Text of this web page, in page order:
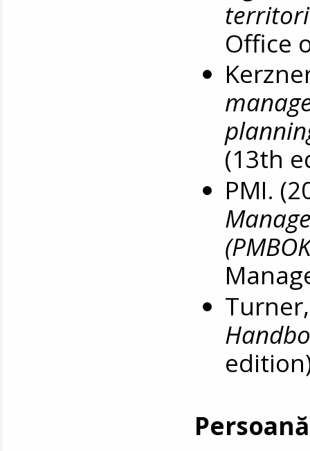
Office
(13th
PMI.